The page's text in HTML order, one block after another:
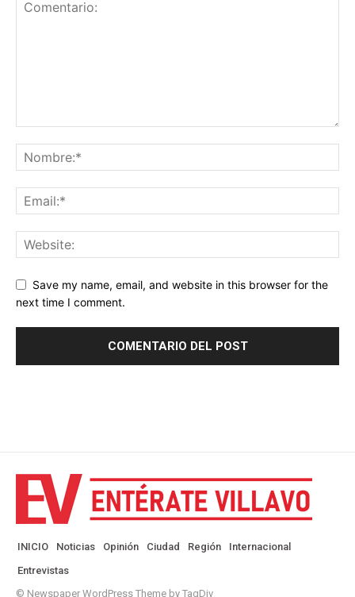
Save my name, email, and website in this browser for the
next time I comment.
INICIO Noticias Opinión Ciudad Región
Internacional
Entrevistas
© Newspaper WordPress Theme by TagDiv